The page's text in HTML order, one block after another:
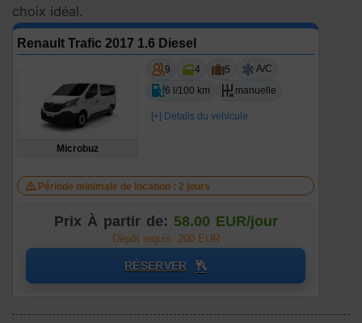
choix idéal.
Renault Trafic 2017 1.6 Diesel
Microbuz
9 4 5
A/C
6 l/100 km
manuelle
[+] Détails du véhicule
Période minimale de location : 2 jours
Prix À partir de: 58.00 EUR/jour
Dépôt requis: 200 EUR
RÉSERVER